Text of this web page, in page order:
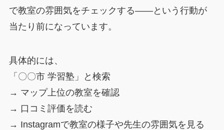
で教室の雰囲気をチェックする――という行動が
当たり前になっています。
具体的には、
「〇〇市 学習塾」と検索
→ マップ上位の教室を確認
→ 口コミ評価を読む
→ Instagramで教室の様子や先生の雰囲気を見る